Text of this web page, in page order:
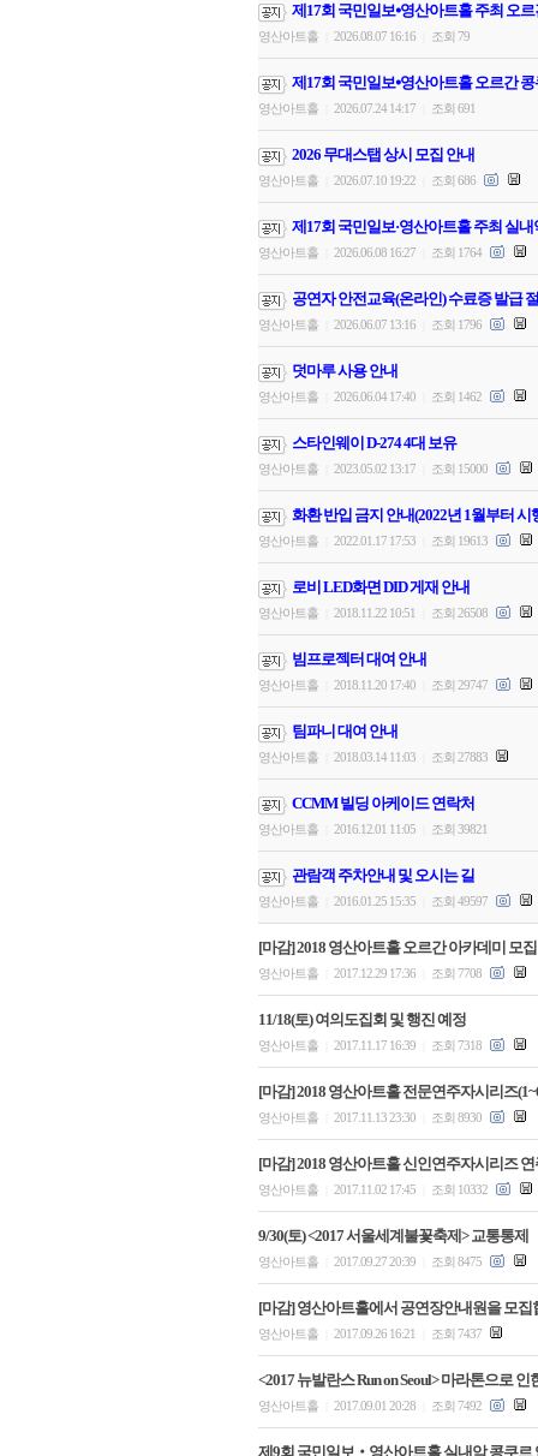
제17회 국민일보⦁영산아트홀 주최 오
영산아트홀 2026.08.07 16:16 조회 79
제17회 국민일보⦁영산아트홀 오르간
영산아트홀 2026.07.24 14:17 조회 691
2026 무대스탭 상시 모집 안내
영산아트홀 2026.07.10 19:22 조회 686
제17회 국민일보·영산아트홀 주최 실
영산아트홀 2026.06.08 16:27 조회 1764
공연자 안전교육(온라인) 수료증 발급
영산아트홀 2026.06.07 13:16 조회 1796
덧마루 사용 안내
영산아트홀 2026.06.04 17:40 조회 1462
스타인웨이 D-274 4대 보유
영산아트홀 2023.05.02 13:17 조회 15000
화환 반입 금지 안내(2022년 1월부터 시
영산아트홀 2022.01.17 17:53 조회 19613
로비 LED화면 DID 게재 안내
영산아트홀 2018.11.22 10:51 조회 26508
빔프로젝터 대여 안내
영산아트홀 2018.11.20 17:40 조회 29747
팀파니 대여 안내
영산아트홀 2018.03.14 11:03 조회 27883
CCMM 빌딩 아케이드 연락처
영산아트홀 2016.12.01 11:05 조회 39821
관람객 주차안내 및 오시는 길
영산아트홀 2016.01.25 15:35 조회 49597
[마감] 2018 영산아트홀 오르간 아카데미 모집
영산아트홀 2017.12.29 17:36 조회 7708
11/18(토) 여의도집회 및 행진 예정
영산아트홀 2017.11.17 16:39 조회 7318
[마감] 2018 영산아트홀 전문연주자시리즈
영산아트홀 2017.11.13 23:30 조회 8930
[마감] 2018 영산아트홀 신인연주자시리즈
영산아트홀 2017.11.02 17:45 조회 10332
9/30(토) <2017 서울세계불꽃축제> 교통통제
영산아트홀 2017.09.27 20:39 조회 8475
[마감] 영산아트홀에서 공연장안내원을 모집
영산아트홀 2017.09.26 16:21 조회 7437
<2017 뉴발란스 Run on Seoul> 마라톤으로 인
영산아트홀 2017.09.01 20:28 조회 7492
제9회 국민일보‧영산아트홀 실내악 콩쿠르